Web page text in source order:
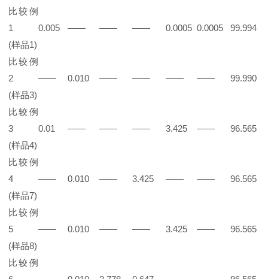
比较例
1
(样品1)
0.005 —— —— —— 0.0005 0.0005 99.994
比较例
2
(样品3)
—— 0.010 —— —— —— —— 99.990
比较例
3
(样品4)
0.01 —— —— —— 3.425 —— 96.565
比较例
4
(样品7)
—— 0.010 —— 3.425 —— —— 96.565
比较例
5
(样品8)
—— 0.010 —— —— 3.425 —— 96.565
比较例